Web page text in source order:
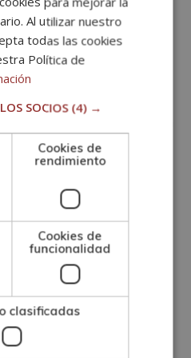
para
estableciendo los
entre el alumno y el animal:
caballo.
y realizar giros sencillos.
y trote ligero.
montar.
Al utilizar nuestro
todas las cookies
Política de
SOCIOS (4) →
Cookies de
rendimiento
Cookies de
funcionalidad
clasificadas